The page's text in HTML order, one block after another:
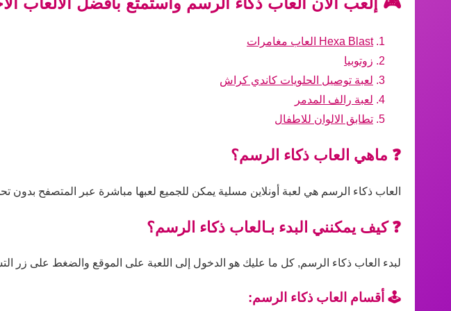
Hexa Blast العاب مغامرات
زوتوبيا
لعبة توصيل الحلويات كاندي كراش
لعبة رالف المدمر
تطابق الالوان للاطفال
❓ ماهي العاب ذكاء الرسم؟
العاب ذكاء الرسم هي لعبة أونلاين مسلية يمكن للجميع لعبها مباشرة عبر المتصفح بدون
❓ كيف يمكنني البدء بـالعاب ذكاء الرسم؟
لبدء العاب ذكاء الرسم, كل ما عليك هو الدخول إلى اللعبة على الموقع والضغط على زر
🕹️ أقسام العاب ذكاء الرسم: